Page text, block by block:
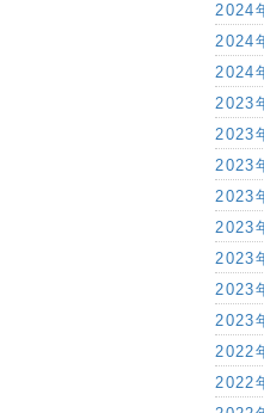
2024
2024
2024
2023
2023
2023
2023
2023
2023
2023
2023
2022
2022